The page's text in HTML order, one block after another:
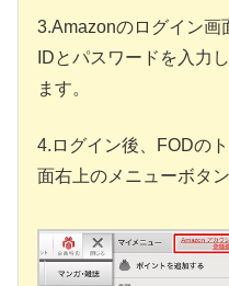
3.Amazonのログイン画
IDとパスワードを入力
ます。
4.ログイン後、FODの
面右上のメニューボタ